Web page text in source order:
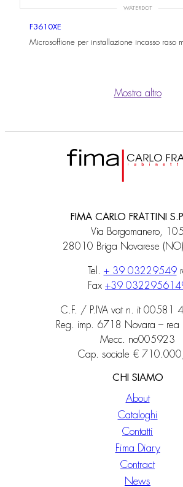
WATERDOT
F3610XE
Microsoffione per installazione incasso raso
Mostra altro
FIMA CARLO FRATTINI
Via Borgomanero, 105
28010 Briga Novarese
Tel. + 39 03229549
Fax +39
C.F. / P.IVA vat n. it 00581
Reg. imp. 6718 Novara – rea
Mecc. no005923
Cap. sociale €
CHI SIAMO
About
Cataloghi
Contatti
Fima Diary
Contract
News